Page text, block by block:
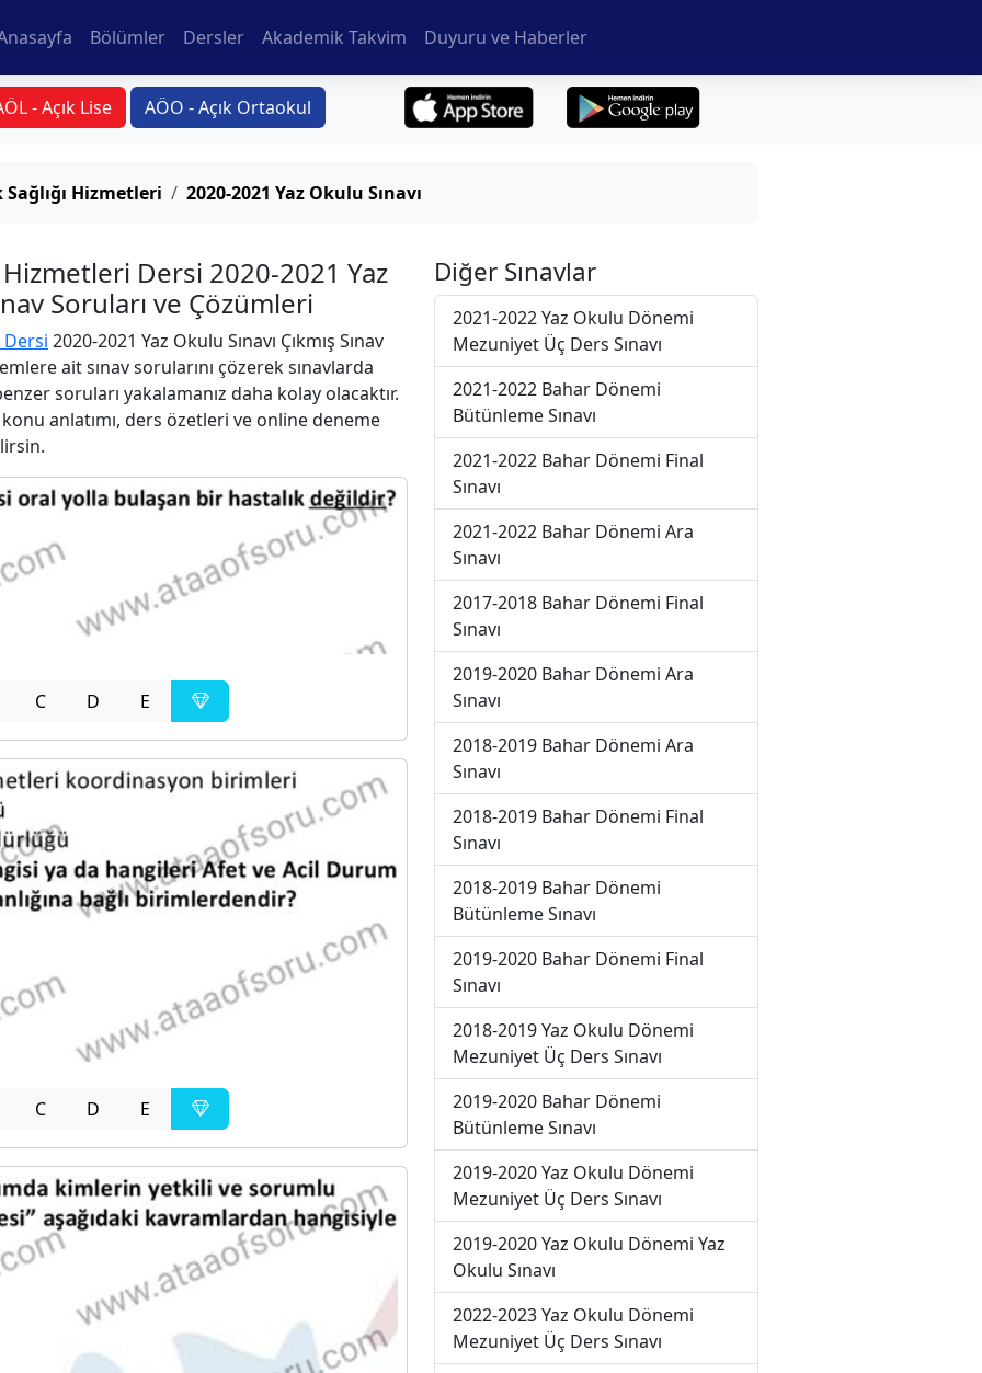
Bölümler Dersler Akademik Takvim Duyuru ve Haberler
- Açık Lise AÖO - Açık Ortaokul
Hizmetleri 2020-2021 Yaz Okulu Sınavı
Dersi 2020-2021 Yaz
Soruları ve Çözümleri
Dersi 2020-2021 Yaz Okulu Sınavı Çıkmış Sınav
ait sınav sorularını çözerek sınavlarda
soruları yakalamanız daha kolay olacaktır.
konu anlatımı, ders özetleri ve online deneme
C D E
C D E
Diğer Sınavlar
2021-2022 Yaz Okulu Dönemi
Mezuniyet Üç Ders Sınavı
2021-2022 Bahar Dönemi
Bütünleme Sınavı
2021-2022 Bahar Dönemi Final
Sınavı
2021-2022 Bahar Dönemi Ara
Sınavı
2017-2018 Bahar Dönemi Final
Sınavı
2019-2020 Bahar Dönemi Ara
Sınavı
2018-2019 Bahar Dönemi Ara
Sınavı
2018-2019 Bahar Dönemi Final
Sınavı
2018-2019 Bahar Dönemi
Bütünleme Sınavı
2019-2020 Bahar Dönemi Final
Sınavı
2018-2019 Yaz Okulu Dönemi
Mezuniyet Üç Ders Sınavı
2019-2020 Bahar Dönemi
Bütünleme Sınavı
2019-2020 Yaz Okulu Dönemi
Mezuniyet Üç Ders Sınavı
2019-2020 Yaz Okulu Dönemi Yaz
Okulu Sınavı
2022-2023 Yaz Okulu Dönemi
Mezuniyet Üç Ders Sınavı